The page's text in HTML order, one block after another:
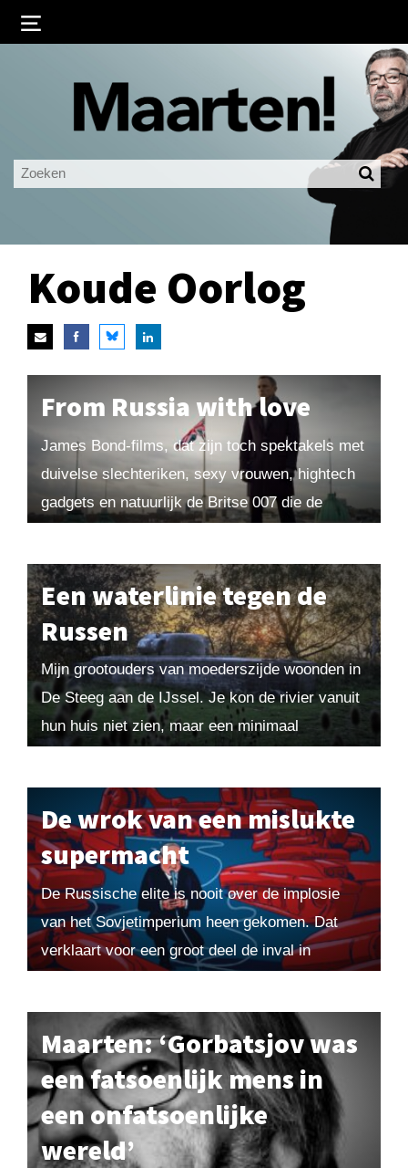
Ingelogd blijven
LOGIN
Koude Oorlog
From Russia with love
James Bond-films, dat zijn toch spektakels met
duivelse slechteriken, sexy vrouwen, hightech
gadgets en natuurlijk de Britse 007 die de
Een waterlinie tegen de
Russen
Mijn grootouders van moederszijde woonden in
De Steeg aan de IJssel. Je kon de rivier vanuit
hun huis niet zien, maar een minimaal
De wrok van een mislukte
supermacht
De Russische elite is nooit over de implosie
van het Sovjetimperium heen gekomen. Dat
verklaart voor een groot deel de inval in
Maarten: ‘Gorbatsjov was
een fatsoenlijk mens in
een onfatsoenlijke
wereld’